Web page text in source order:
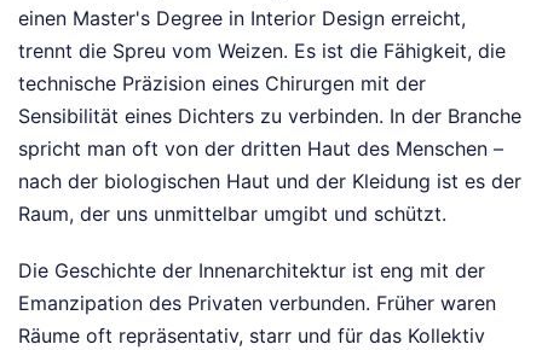
einen Master's Degree in Interior Design erreicht,
trennt die Spreu vom Weizen. Es ist die Fähigkeit, die
technische Präzision eines Chirurgen mit der
Sensibilität eines Dichters zu verbinden. In der Branche
spricht man oft von der dritten Haut des Menschen –
nach der biologischen Haut und der Kleidung ist es der
Raum, der uns unmittelbar umgibt und schützt.
Die Geschichte der Innenarchitektur ist eng mit der
Emanzipation des Privaten verbunden. Früher waren
Räume oft repräsentativ, starr und für das Kollektiv